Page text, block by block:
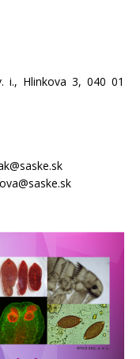
i., Hlinkova 3, 040 01